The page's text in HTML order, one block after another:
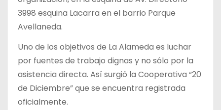
3998 esquina Lacarra en el barrio Parque
Avellaneda.
Uno de los objetivos de La Alameda es luchar
por fuentes de trabajo dignas y no sólo por la
asistencia directa. Así surgió la Cooperativa “20
de Diciembre” que se encuentra registrada
oficialmente.